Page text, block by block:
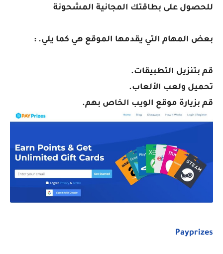
للحصول على بطاقتك المجانية المشحونة
بعض المهام التي يقدمها الموقع هي كما يلي. :
قم بتنزيل التطبيقات.
تحميل ولعب الألعاب.
قم بزيارة موقع الويب الخاص بهم.
Payprizes